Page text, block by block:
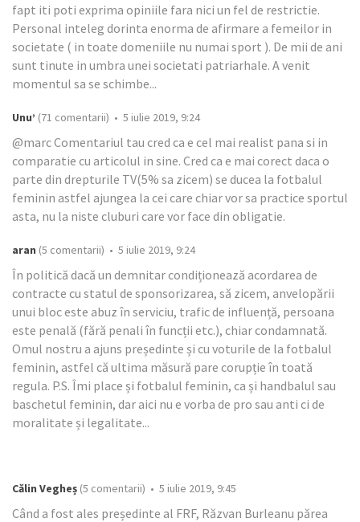
fapt iti poti exprima opiniile fara nici un fel de restrictie.
Personal inteleg dorinta enorma de afirmare a femeilor in
societate ( in toate domeniile nu numai sport ). De mii de ani
sunt tinute in umbra unei societati patriarhale. A venit
momentul sa se schimbe...
Unu’ (71 comentarii) • 5 iulie 2019, 9:24
@marc Comentariul tau cred ca e cel mai realist pana si in
comparatie cu articolul in sine. Cred ca e mai corect daca o
parte din drepturile TV(5% sa zicem) se ducea la fotbalul
feminin astfel ajungea la cei care chiar vor sa practice sportul
asta, nu la niste cluburi care vor face din obligatie.
aran (5 comentarii) • 5 iulie 2019, 9:24
În politică dacă un demnitar condiționează acordarea de
contracte cu statul de sponsorizarea, să zicem, anvelopării
unui bloc este abuz în serviciu, trafic de influență, persoana
este penală (fără penali în funcții etc.), chiar condamnată.
Omul nostru a ajuns președinte și cu voturile de la fotbalul
feminin, astfel că ultima măsură pare corupție în toată
regula. P.S. Îmi place și fotbalul feminin, ca și handbalul sau
baschetul feminin, dar aici nu e vorba de pro sau anti ci de
moralitate și legalitate...
Călin Vegheș (5 comentarii) • 5 iulie 2019, 9:45
Când a fost ales președinte al FRF, Răzvan Burleanu părea